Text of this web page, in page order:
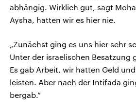
abhängig. Wirklich gut, sagt
Aysha, hatten wir es hier nie.
„Zunächst ging es uns hier sehr
Unter der israelischen Besatzung
Es gab Arbeit, wir hatten Geld
leisten. Aber nach der Intifada
bergab.“